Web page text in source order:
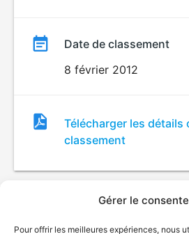
Gérer le
Pour offrir les meilleures expériences, nous
Date de classement
8 février 2012
Fichier
de
classement
Télécharger les détails
classement